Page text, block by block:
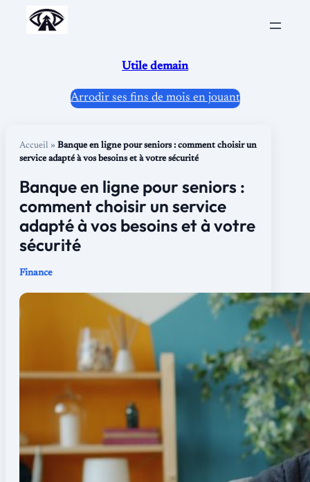
Aller
Utile demain
Arrodir ses fins de mois en jouant
Accueil » Banque en ligne pour seniors : comment choisir un
service adapté à vos besoins et à votre sécurité
Banque en ligne pour seniors :
comment choisir un service
adapté à vos besoins et à votre
sécurité
Finance